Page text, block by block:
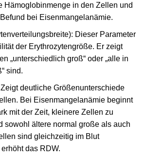
Hämoglobinmenge in den Zellen und
bei Eisenmangelanämie.
Dieser Parameter
der Erythrozytengröße. Er zeigt
„unterschiedlich groß“ oder „alle in
sind.
deutliche Größenunterschiede
Bei Eisenmangelanämie beginnt
mit der Zeit, kleinere Zellen zu
sowohl ältere normal große als auch
sind gleichzeitig im Blut
das RDW.